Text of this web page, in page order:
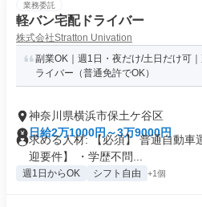
業務委託
軽バン宅配ドライバー
株式会社Stratton Univation
副業OK｜週1日・夜だけ/土日だけ可
ライバー（普通免許でOK）
神奈川県横浜市保土ケ谷区
日給2万1000円～3万9000円
求める人材: 【必須】 普通自動車
迎要件】 ・学歴不問...
週1日からOK シフト自由 +1個